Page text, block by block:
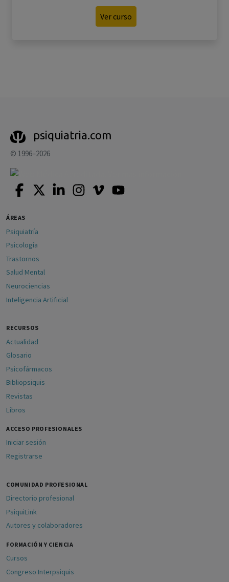
Ver curso
psiquiatria.com
© 1996–2026
ÁREAS
Psiquiatría
Psicología
Trastornos
Salud Mental
Neurociencias
Inteligencia Artificial
RECURSOS
Actualidad
Glosario
Psicofármacos
Bibliopsiquis
Revistas
Libros
ACCESO PROFESIONALES
Iniciar sesión
Registrarse
COMUNIDAD PROFESIONAL
Directorio profesional
PsiquiLink
Autores y colaboradores
FORMACIÓN Y CIENCIA
Cursos
Congreso Interpsiquis